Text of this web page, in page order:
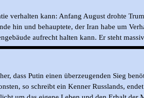
verhalten kann: Anfang August drohte
hin und behauptete, der Iran habe um
aufrecht halten kann. Er steht
dass Putin einen überzeugenden Sieg
so schreibt ein Kenner Russlands,